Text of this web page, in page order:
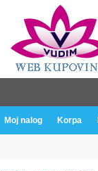
Moj nalog Korpa